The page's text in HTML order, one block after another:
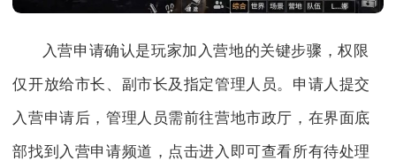
入营申请确认是玩家加入营地的关键步骤，权限
仅开放给市长、副市长及指定管理人员。申请人提交
入营申请后，管理人员需前往营地市政厅，在界面底
部找到入营申请频道，点击进入即可查看所有待处理